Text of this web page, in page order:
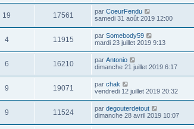
19 17561 par CoeurFendu
samedi 31 août 2019 12:00
4 11915 par Somebody59
mardi 23 juillet 2019 9:13
6 16210 par Antonio
dimanche 21 juillet 2019 6:17
9 19071 par chak
vendredi 12 juillet 2019 20:32
9 11524 par degouterdetout
dimanche 28 avril 2019 10:07